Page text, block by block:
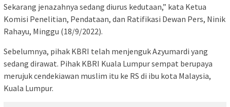
Sekarang jenazahnya sedang diurus kedutaan,” kata Ketua
Komisi Penelitian, Pendataan, dan Ratifikasi Dewan Pers, Ninik
Rahayu, Minggu (18/9/2022).
Sebelumnya, pihak KBRI telah menjenguk Azyumardi yang
sedang dirawat. Pihak KBRI Kuala Lumpur sempat berupaya
merujuk cendekiawan muslim itu ke RS di ibu kota Malaysia,
Kuala Lumpur.